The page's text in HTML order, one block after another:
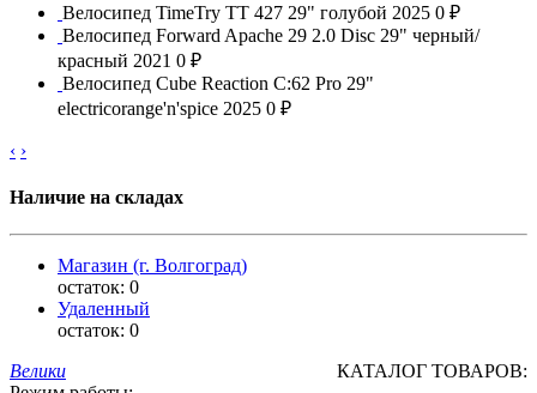
Велосипед TimeTry TT 427 29" голубой 2025 0 ₽
Велосипед Forward Apache 29 2.0 Disc 29" черный/
красный 2021 0 ₽
Велосипед Cube Reaction C:62 Pro 29"
electricorange'n'spice 2025 0 ₽
‹ ›
Наличие на складах
Магазин (г. Волгоград)
остаток: 0
Удаленный
остаток: 0
Велики
КАТАЛОГ ТОВАРОВ: